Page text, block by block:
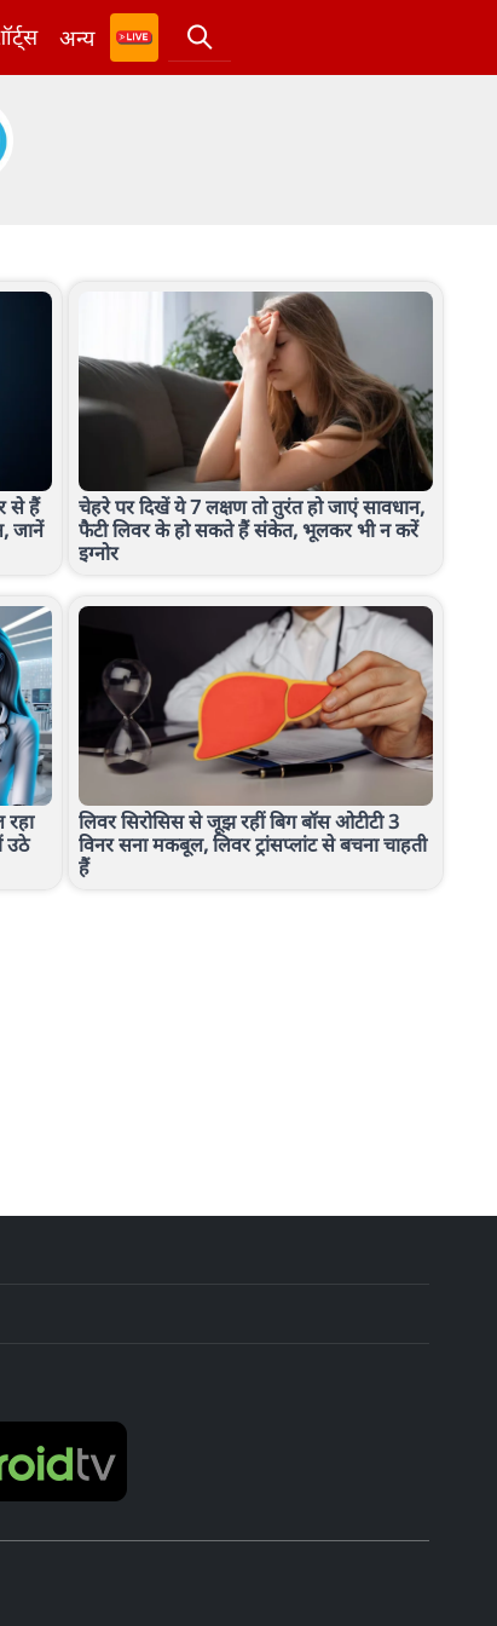
अन्य
से हैं
जानें
चेहरे पर दिखें ये 7 लक्षण तो तुरंत हो जाएं सावधान,
फैटी लिवर के हो सकते हैं संकेत, भूलकर भी न करें
इग्नोर
उठे
लिवर सिरोसिस से जूझ रहीं बिग बॉस ओटीटी 3
विनर सना मकबूल, लिवर ट्रांसप्लांट से बचना चाहती
हैं